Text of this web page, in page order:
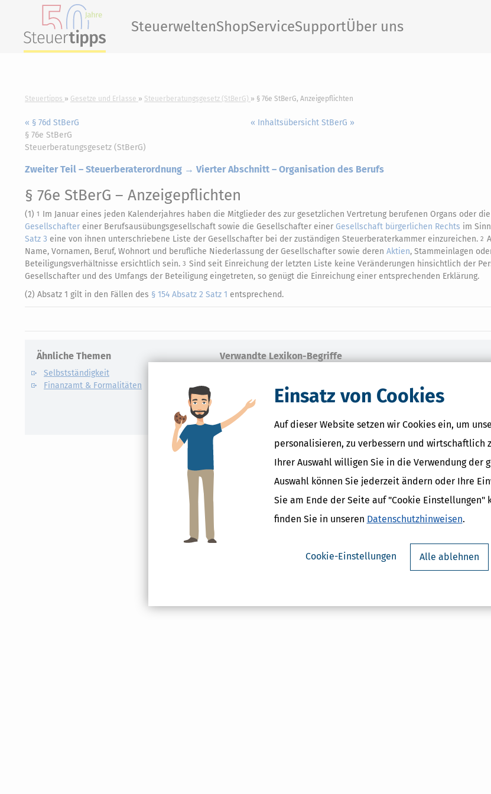
Einsatz von Cookies
Auf dieser Website setzen wir Cookies ein, um
personalisieren, zu verbessern und wirtschaftlich
Ihrer Auswahl willigen Sie in die Verwendung der
Auswahl können Sie jederzeit ändern oder Ihre
Sie am Ende der Seite auf "Cookie
finden Sie in unseren Datenschutzhinweisen.
Cookie-Einstellungen Alle ablehnen
SteuerweltenShopServiceSupportÜber uns
Steuertipps Gesetze und Erlasse Steuerberatungsgesetz (StBerG) § 76e StBerG, Anzeigepflichten
« § 76d StBerG « Inhaltsübersicht StBerG »
§ 76e StBerG
Steuerberatungsgesetz (StBerG)
Zweiter Teil – Steuerberaterordnung → Vierter Abschnitt – Organisation des Berufs
§ 76e StBerG – Anzeigepflichten
(1) 1 Im Januar eines jeden Kalenderjahres haben die Mitglieder des zur gesetzlichen Vertretung berufenen Organs oder
Gesellschafter einer Berufsausübungsgesellschaft sowie die Gesellschafter einer Gesellschaft bürgerlichen Rechts im
Satz 3 eine von ihnen unterschriebene Liste der Gesellschafter bei der zuständigen Steuerberaterkammer einzureichen. 2
Name, Vornamen, Beruf, Wohnort und berufliche Niederlassung der Gesellschafter sowie deren Aktien, Stammeinlagen
Beteiligungsverhältnisse ersichtlich sein. 3 Sind seit Einreichung der letzten Liste keine Veränderungen hinsichtlich der
Gesellschafter und des Umfangs der Beteiligung eingetreten, so genügt die Einreichung einer entsprechenden Erklärung.
(2) Absatz 1 gilt in den Fällen des § 154 Absatz 2 Satz 1 entsprechend.
Ähnliche Themen
Selbstständigkeit
Finanzamt & Formalitäten
Verwandte Lexikon-Begriffe
Kassen-Nachschau
Lohnsteuer-Nachschau
E-Bilanz
Gründungszuschuss